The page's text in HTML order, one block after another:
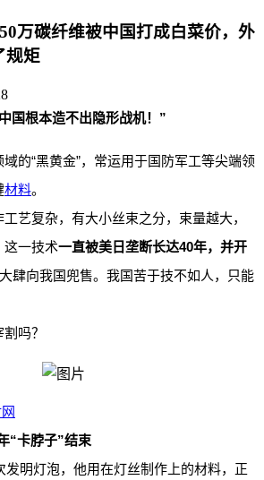
万碳纤维被中国打成白菜价，外
规矩
国根本造不出隐形战机！ ”
域的“黑黄金”，常运用于国防军工等尖端领
材料。
艺复杂，有大小丝束之分，束量越大，
这一技术一直被美日垄断长达40年，并开
大肆向我国兜售。我国苦于技不如人，只能
吗？
“卡脖子”结束
发明灯泡，他用在灯丝制作上的材料，正